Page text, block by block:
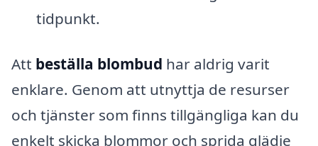
tidpunkt.
Att beställa blombud har aldrig varit
enklare. Genom att utnyttja de resurser
och tjänster som finns tillgängliga kan du
enkelt skicka blommor och sprida glädje